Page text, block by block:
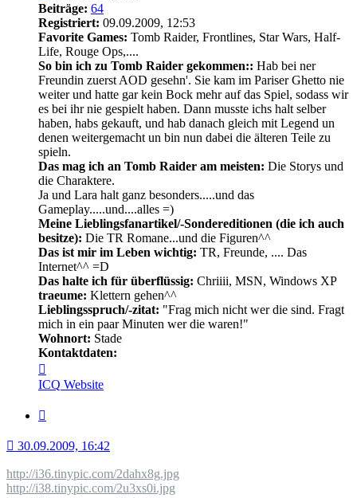
Beiträge: 64
Registriert: 09.09.2009, 12:53
Favorite Games: Tomb Raider, Frontlines, Star Wars, Half-
Life, Rouge Ops,....
So bin ich zu Tomb Raider gekommen:: Hab bei ner
Freundin zuerst AOD gesehn'. Sie kam im Pariser Ghetto nie
weiter und hatte gar kein Bock mehr auf das Spiel, sodass wir
es bei ihr nie gespielt haben. Dann musste ichs halt selber
haben, habs gekauft, und hab danach gleich mit Legend un
denen weitergemacht un bin nun dabei die älteren Teile zu
spieln.
Das mag ich an Tomb Raider am meisten: Die Storys und
die Charaktere.
Ja und Lara halt ganz besonders.....und das
Gameplay.....und....alles =)
Meine Lieblingsfanartikel/-Sondereditionen (die ich auch
besitze): Die TR Romane...und die Figuren^^
Das ist mir im Leben wichtig: TR, Freunde, .... Das
Internet^^ =D
Das halte ich für überflüssig: Chriiii, MSN, Windows XP
traeume: Klettern gehen^^
Lieblingsspruch/-zitat: "Frag mich nicht wer die sind. Fragt
mich in ein paar Minuten wer die waren!"
Wohnort: Stade
Kontaktdaten:
von
o0Crofty0o
ICQ Website
30.09.2009, 16:42
http://i36.tinypic.com/2dahx8g.jpg
http://i38.tinypic.com/2u3xs0i.jpg